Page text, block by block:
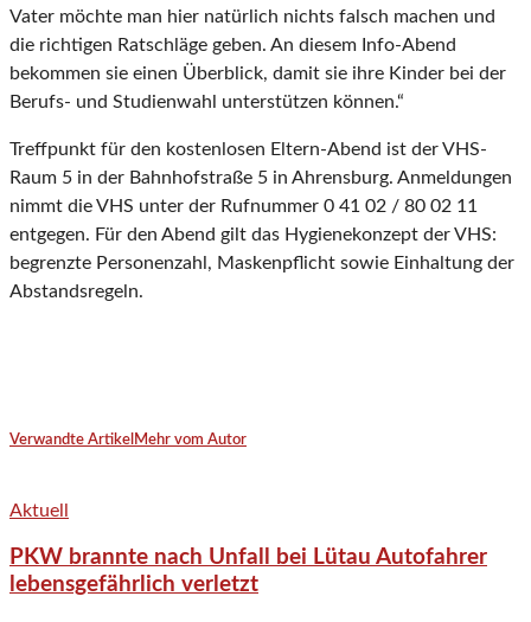
Vater möchte man hier natürlich nichts falsch machen und
die richtigen Ratschläge geben. An diesem Info-Abend
bekommen sie einen Überblick, damit sie ihre Kinder bei der
Berufs- und Studienwahl unterstützen können.“
Treffpunkt für den kostenlosen Eltern-Abend ist der VHS-
Raum 5 in der Bahnhofstraße 5 in Ahrensburg. Anmeldungen
nimmt die VHS unter der Rufnummer 0 41 02 / 80 02 11
entgegen. Für den Abend gilt das Hygienekonzept der VHS:
begrenzte Personenzahl, Maskenpflicht sowie Einhaltung der
Abstandsregeln.
Verwandte Artikel Mehr vom Autor
Aktuell
PKW brannte nach Unfall bei Lütau Autofahrer
lebensgefährlich verletzt